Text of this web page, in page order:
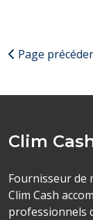
Page
Clim
Fournisseur de
Clim Cash
professionnels